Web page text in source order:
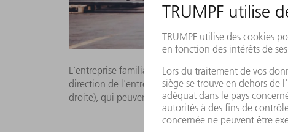
L'entreprise familiale Lasercor : Le fondateur Julián
direction de l'entreprise à ses fils Julián Jiménez
droite), qui peuvent toutefois continuer de compter